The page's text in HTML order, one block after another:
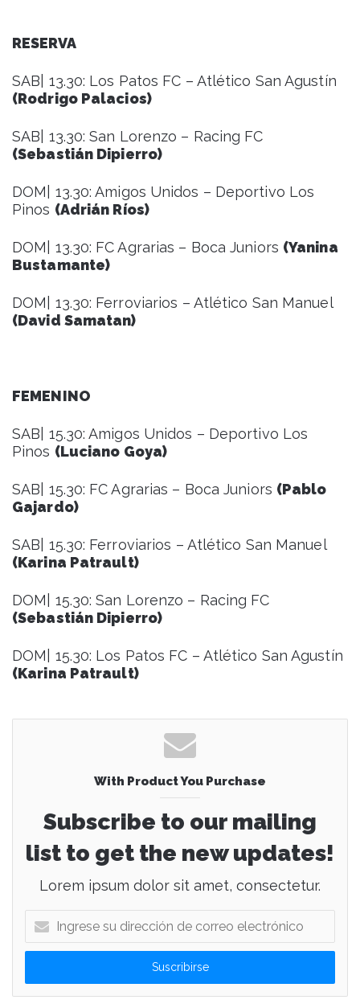
RESERVA
SAB| 13.30: Los Patos FC – Atlético San Agustín
(Rodrigo Palacios)
SAB| 13.30: San Lorenzo – Racing FC
(Sebastián Dipierro)
DOM| 13.30: Amigos Unidos – Deportivo Los
Pinos (Adrián Ríos)
DOM| 13.30: FC Agrarias – Boca Juniors (Yanina
Bustamante)
DOM| 13.30: Ferroviarios – Atlético San Manuel
(David Samatan)
FEMENINO
SAB| 15.30: Amigos Unidos – Deportivo Los
Pinos (Luciano Goya)
SAB| 15.30: FC Agrarias – Boca Juniors (Pablo
Gajardo)
SAB| 15.30: Ferroviarios – Atlético San Manuel
(Karina Patrault)
DOM| 15.30: San Lorenzo – Racing FC
(Sebastián Dipierro)
DOM| 15.30: Los Patos FC – Atlético San Agustín
(Karina Patrault)
With Product You Purchase
Subscribe to our mailing
list to get the new updates!
Lorem ipsum dolor sit amet, consectetur.
g
e